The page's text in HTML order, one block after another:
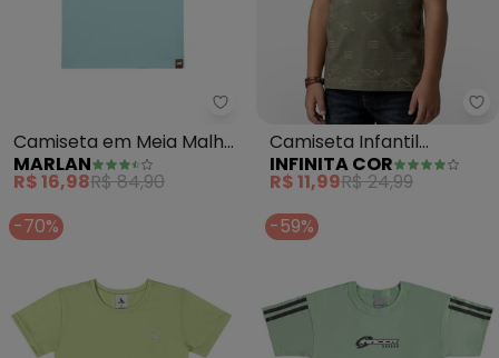
Marlan - Camiseta em Meia
Camiseta em Meia Malha
Penteada (Verde)
MARLAN
R$ 16,98R$ 84,90
Camiseta Infantil
Masculina Animais
(Verde)
INFINITA COR
R$ 11,99R$ 24,99
-70%
-59%